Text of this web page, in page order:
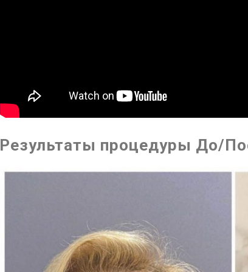
Результаты процедуры До/